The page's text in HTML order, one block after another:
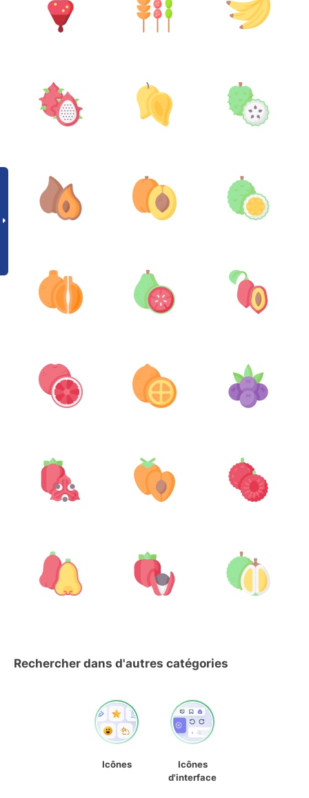
Rechercher dans d'autres catégories
Icônes
Icônes
d'interface